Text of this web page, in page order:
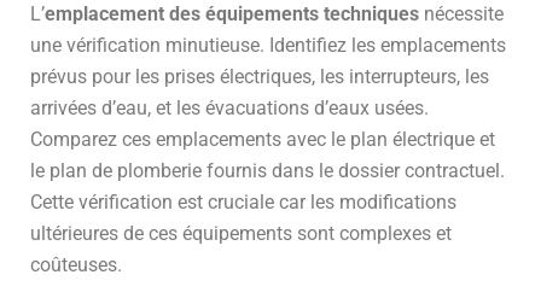
L’emplacement des équipements techniques nécessite
une vérification minutieuse. Identifiez les emplacements
prévus pour les prises électriques, les interrupteurs, les
arrivées d’eau, et les évacuations d’eaux usées.
Comparez ces emplacements avec le plan électrique et
le plan de plomberie fournis dans le dossier contractuel.
Cette vérification est cruciale car les modifications
ultérieures de ces équipements sont complexes et
coûteuses.